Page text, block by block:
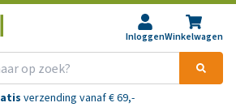
InloggenWinkelwagen
verzending vanaf € 69,-